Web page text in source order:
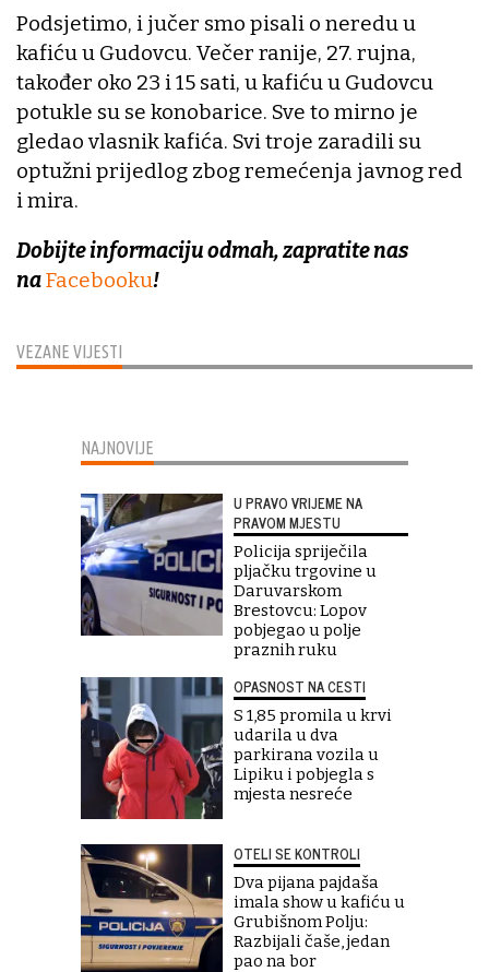
VEZANE VIJESTI
Podsjetimo, i jučer smo pisali o neredu u
kafiću u Gudovcu. Večer ranije, 27. rujna,
također oko 23 i 15 sati, u kafiću u Gudovcu
potukle su se konobarice. Sve to mirno je
gledao vlasnik kafića. Svi troje zaradili su
optužni prijedlog zbog remećenja javnog red
i mira.
Dobijte informaciju odmah, zapratite nas
naFacebooku!
NAJNOVIJE
U PRAVO VRIJEME NA
PRAVOM MJESTU
Policija spriječila
pljačku trgovine u
Daruvarskom
Brestovcu: Lopov
pobjegao u polje
praznih ruku
OPASNOST NA CESTI
S 1,85 promila u krvi
udarila u dva
parkirana vozila u
Lipiku i pobjegla s
mjesta nesreće
OTELI SE KONTROLI
Dva pijana pajdaša
imala show u kafiću u
Grubišnom Polju:
Razbijali čaše, jedan
pao na bor